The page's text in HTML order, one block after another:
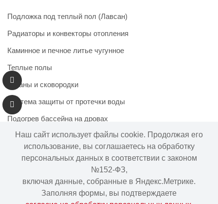
Подложка под теплый пол (Лавсан)
Радиаторы и конвекторы отопления
Каминное и печное литье чугунное
Теплые полы
Казаны и сковородки
Система защиты от протечки воды
Подогрев бассейна на дровах
Информация на сайте не является публичной офертой.
Наличие и цены товара могут меняться, просьба
уточнять у менеджера при подтверждении заказа.
Наш сайт использует файлы cookie. Продолжая его
использование, вы соглашаетесь на обработку
персональных данных в соответствии с законом
№152-ФЗ,
включая данные, собранные в Яндекс.Метрике.
Заполняя формы, вы подтверждаете